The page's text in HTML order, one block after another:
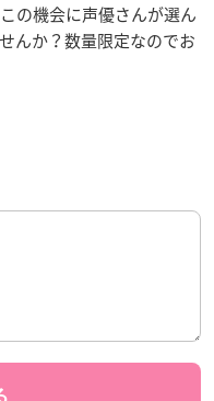
の機会に声優さんが選ん
んか？数量限定なのでお